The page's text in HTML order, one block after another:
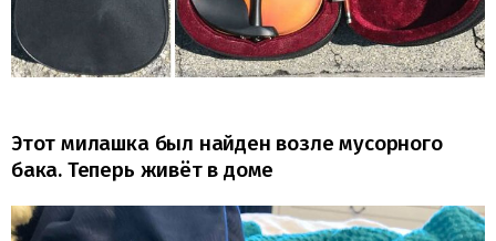
Этот милашка был найден возле мусорного
бака. Теперь живёт в доме